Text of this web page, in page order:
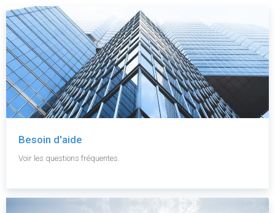
Besoin d'aide
Voir les questions fréquentes.